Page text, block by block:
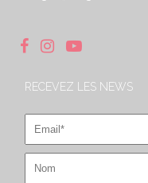
RECEVEZ LES NEWS